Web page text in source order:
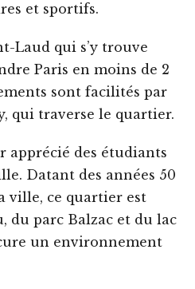
et sportifs.
Laud qui s’y trouve
Paris en moins de 2
sont facilités par
qui traverse le quartier.
apprécié des étudiants
Datant des années 50
ville, ce quartier est
du parc Balzac et du lac
un environnement